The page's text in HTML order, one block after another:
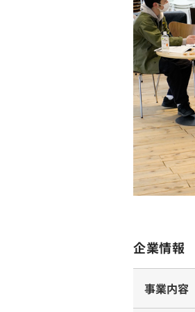
企業情報
事業内容